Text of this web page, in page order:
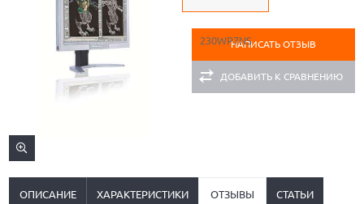
НАПИСАТЬ ОТЗЫВ
ДОБАВИТЬ К СРАВНЕНИЮ
ОПИСАНИЕ ХАРАКТЕРИСТИКИ ОТЗЫВЫ СТАТЬИ